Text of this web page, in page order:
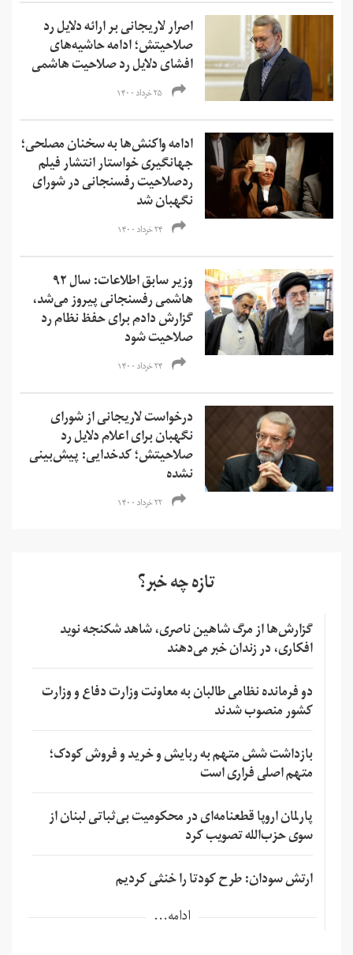
اصرار لاریجانی بر ارائه دلایل رد
صلاحیتش؛ ادامه حاشیه‌های
افشای دلایل رد صلاحیت‌ هاشمی
۲۵ خرداد ۱۴۰۰
ادامه واکنش‌ها به سخنان مصلحی؛
جهانگیری خواستار انتشار فیلم
ردصلاحیت رفسنجانی در شورای
نگهبان شد
۲۴ خرداد ۱۴۰۰
وزیر سابق اطلاعات: سال ۹۲
هاشمی رفسنجانی پیروز می‌شد،
گزارش دادم برای حفظ نظام رد
صلاحیت شود
۲۴ خرداد ۱۴۰۰
درخواست لاریجانی از شورای
نگهبان برای اعلام دلایل رد
صلاحیتش؛ کدخدایی: پیش‌بینی
نشده
۲۲ خرداد ۱۴۰۰
تازه چه خبر؟
گزارش‌ها از مرگ شاهین ناصری، شاهد شکنجه نوید
افکاری، در زندان خبر می‌دهند
دو فرمانده نظامی طالبان به معاونت وزارت دفاع و وزارت
کشور منصوب شدند
بازداشت شش متهم به ربایش و خرید و فروش کودک؛
متهم اصلی فراری است
پارلمان اروپا قطعنامه‌ای در محکومیت بی‌ثباتی لبنان از
سوی حزب‌الله تصویب کرد
ارتش سودان: طرح کودتا را خنثی کردیم
ادامه...